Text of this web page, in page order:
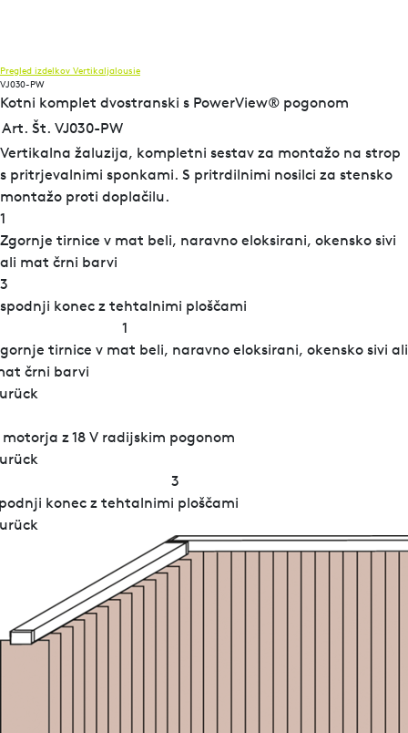
Pregled izdelkov Vertikaljalousie
VJ030-PW
Kotni komplet dvostranski s PowerView® pogonom
Art. Št. VJ030-PW
Vertikalna žaluzija, kompletni sestav za montažo na strop
s pritrjevalnimi sponkami. S pritrdilnimi nosilci za stensko
montažo proti doplačilu.
1
Zgornje tirnice v mat beli, naravno eloksirani, okensko sivi
ali mat črni barvi
3
spodnji konec z tehtalnimi ploščami
1
tirnice v mat beli, naravno eloksirani, okensko sivi ali
črni barvi
motorja z 18 V radijskim pogonom
3
konec z tehtalnimi ploščami